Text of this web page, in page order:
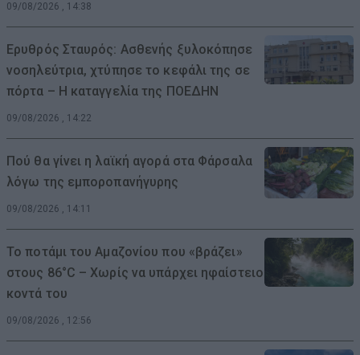
09/08/2026 , 14:38
Ερυθρός Σταυρός: Ασθενής ξυλοκόπησε
νοσηλεύτρια, χτύπησε το κεφάλι της σε
πόρτα – Η καταγγελία της ΠΟΕΔΗΝ
09/08/2026 , 14:22
Πού θα γίνει η λαϊκή αγορά στα Φάρσαλα
λόγω της εμποροπανήγυρης
09/08/2026 , 14:11
Το ποτάμι του Αμαζονίου που «βράζει»
στους 86°C – Χωρίς να υπάρχει ηφαίστειο
κοντά του
09/08/2026 , 12:56